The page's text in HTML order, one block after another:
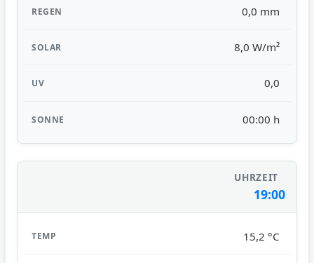
0,0 mm
8,0 W/m²
0,0
00:00 h
19:00
15,2 °C